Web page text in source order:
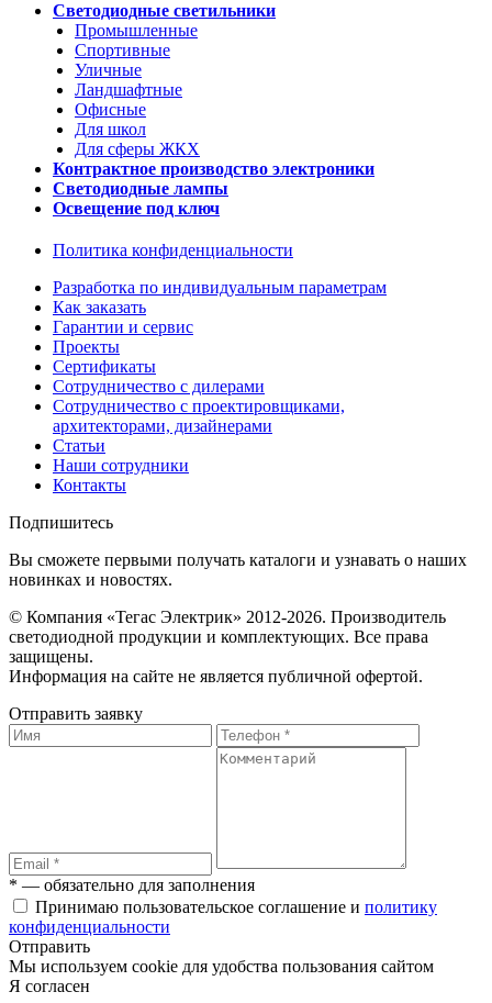
Светодиодные светильники
Промышленные
Спортивные
Уличные
Ландшафтные
Офисные
Для школ
Для сферы ЖКХ
Контрактное производство электроники
Светодиодные лампы
Освещение под ключ
Политика конфиденциальности
Разработка по индивидуальным параметрам
Как заказать
Гарантии и сервис
Проекты
Сертификаты
Сотрудничество с дилерами
Сотрудничество с проектировщиками,
архитекторами, дизайнерами
Статьи
Наши сотрудники
Контакты
Подпишитесь
Вы сможете первыми получать каталоги и узнавать о наших
новинках и новостях.
© Компания «Тегас Электрик» 2012-2026. Производитель
светодиодной продукции и комплектующих. Все права
защищены.
Информация на сайте не является публичной офертой.
Отправить заявку
* — обязательно для заполнения
Принимаю пользовательское соглашение и политику
конфиденциальности
Отправить
Мы используем cookie для удобства пользования сайтом
Я согласен